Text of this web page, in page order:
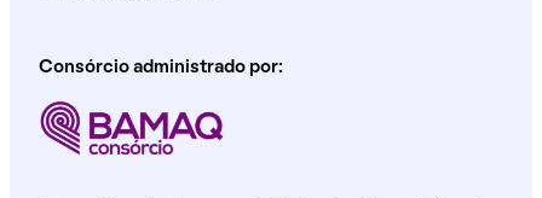
Consórcio administrado por: